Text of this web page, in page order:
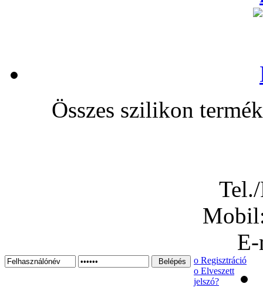
Összes szilikon
ο Regisztráció
ο Elveszett
jelszó?